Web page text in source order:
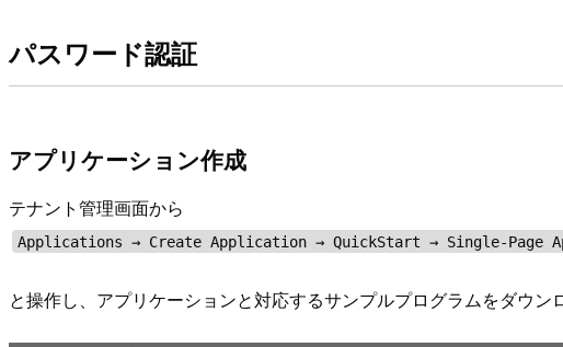
パスワード認証
アプリケーション作成
テナント管理画面から
Applications → Create Application → QuickStart → Single-Page
と操作し、アプリケーションと対応するサンプルプログラムをダウン